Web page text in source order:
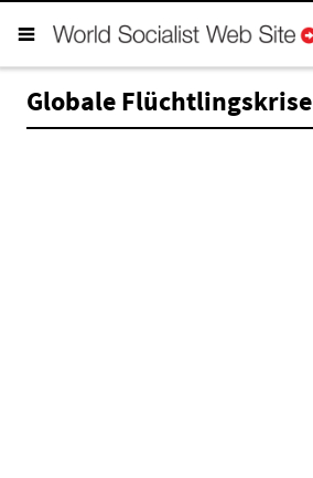
Globale Flüchtlingskrise